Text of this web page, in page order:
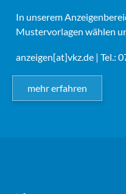
In unserem
Mustervorlagen wählen
anzeigen[at]vkz.de | Tel.:
mehr erfahren